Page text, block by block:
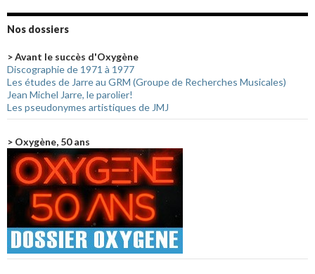
Nos dossiers
> Avant le succès d'Oxygène
Discographie de 1971 à 1977
Les études de Jarre au GRM (Groupe de Recherches Musicales)
Jean Michel Jarre, le parolier!
Les pseudonymes artistiques de JMJ
> Oxygène, 50 ans